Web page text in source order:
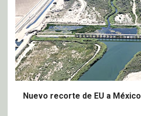
Nuevo recorte de EU a México